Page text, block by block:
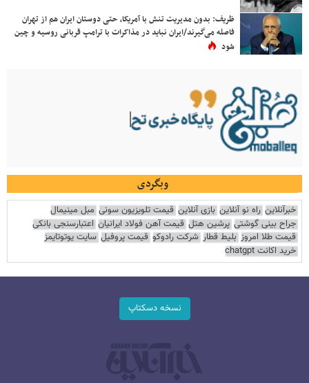
ظریف: بدون مدیریت تنش با آمریکا، حتی دوستان ایران هم از تهران
فاصله می‌گیرند/ایران نباید در مذاکرات با ترامپ قربانی روسیه و چین
شود
وبگردی
خبرآنلاین راه نو آنلاین بازی آنلاین قیمت تلویزیون سونی مبل مینیمال
جراح بینی گوشتی پرشین هتل قیمت آهن فولاد ایرانیان اعتبارسنجی بانکی
قیمت طلا امروز بلیط قطار شرکت رادوکو قیمت پروفیل سایت یوتوتایمز
خرید اکانت chatgpt
نسخه دسکتاپ